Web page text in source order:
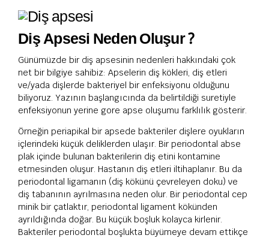
Diş Apsesi Neden Oluşur ?
Günümüzde bir diş apsesinin nedenleri hakkındaki çok
net bir bilgiye sahibiz: Apselerin diş kökleri, diş etleri
ve/yada dişlerde bakteriyel bir enfeksiyonu olduğunu
biliyoruz. Yazının başlangıcında da belirtildiği suretiyle
enfeksiyonun yerine gore apse oluşumu farklılık gösterir.
Örneğin periapikal bir apsede bakteriler dişlere oyukların
içlerindeki küçük deliklerden ulaşır. Bir periodontal abse
plak içinde bulunan bakterilerin diş etini kontamine
etmesinden oluşur. Hastanın diş etleri iltihaplanır. Bu da
periodontal ligamanın (diş kökünü çevreleyen doku) ve
diş tabanının ayrılmasına neden olur. Bir periodontal cep
minik bir çatlaktır, periodontal ligament kökünden
ayrıldığında doğar. Bu küçük boşluk kolayca kirlenir.
Bakteriler periodontal boşlukta büyümeye devam ettikçe